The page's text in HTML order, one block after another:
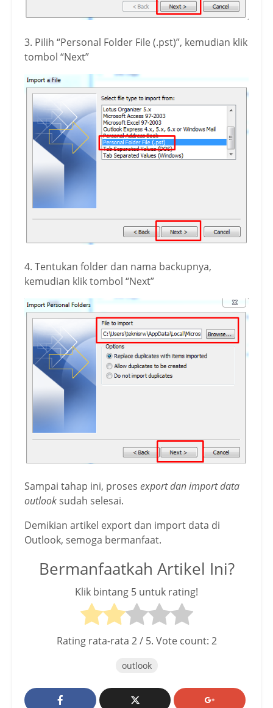
3. Pilih “Personal Folder File (.pst)”, kemudian klik
tombol “Next”
4. Tentukan folder dan nama backupnya,
kemudian klik tombol “Next”
Sampai tahap ini, proses export dan import data
outlook sudah selesai.
Demikian artikel export dan import data di
Outlook, semoga bermanfaat.
Bermanfaatkah Artikel Ini?
Klik bintang 5 untuk rating!
Rating rata-rata 2/ 5. Vote count: 2
outlook